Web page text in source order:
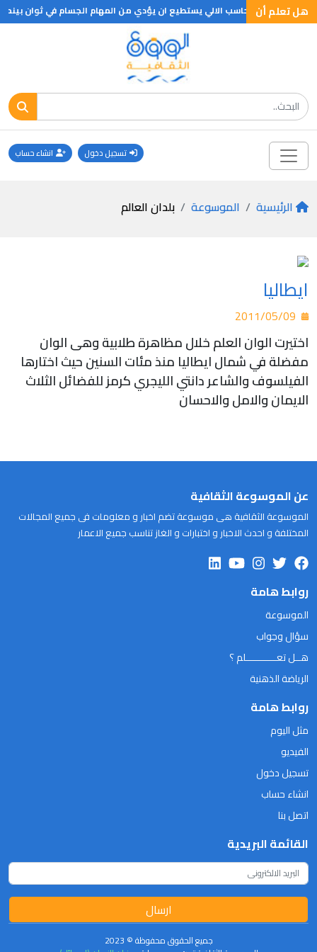
هل تعلم أن
هل تعلم ان الحاسب الالي يستطيع ان يؤدي من المهام الجسام في ثوان بينما يستغرق
تسجيل دخول انشاء حساب
الرئيسية الموسوعة بلدان العالم
ايطاليا
اختيرت الوان العلم خلال مظاهرة طلابية وهى الوان
مفضلة في شمال ايطاليا منذ مئات السنين حيث اختارها
الفيلسوف والشاعر دانتي الليجري كرمز للفضائل الثلاث
الايمان والامل والاحسان
عن الموسوعة الثقافية
الموسوعة الثقافية هى موسوعة تضم اخبار و معلومات فى جميع المجالات
المختلفة و احدث الاخبار و اختبارات و الغاز تناسب جميع الاعمار
روابط هامة
الموسوعة
سؤال وجواب
هــل تعـــــــــــلم ؟
الرياضة الذهنية
روابط هامة
مثل اليوم
الفيديو
تسجيل دخول
انشاء حساب
اتصل بنا
القائمة البريدية
ارسال
جميع الحقوق محفوظة © 2023